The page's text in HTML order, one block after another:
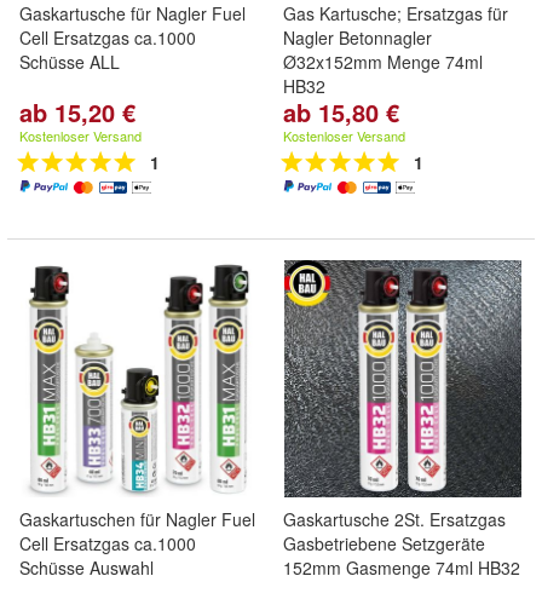
Gaskartusche für Nagler Fuel
Cell Ersatzgas ca.1000
Schüsse ALL
ab 15,20 €
Kostenloser Versand
1
Gas Kartusche; Ersatzgas für
Nagler Betonnagler
Ø32x152mm Menge 74ml
HB32
ab 15,80 €
Kostenloser Versand
1
Gaskartuschen für Nagler Fuel
Cell Ersatzgas ca.1000
Schüsse Auswahl
Gaskartusche 2St. Ersatzgas
Gasbetriebene Setzgeräte
152mm Gasmenge 74ml HB32